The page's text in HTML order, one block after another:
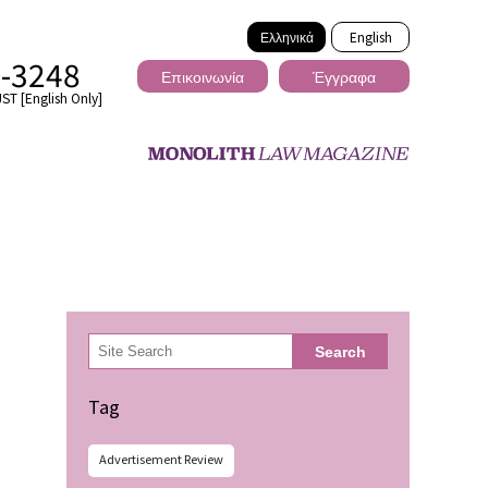
Ελληνικά English
3248
[English Only]
Επικοινωνία Έγγραφα
検
索 Search
Tag
Advertisement Review